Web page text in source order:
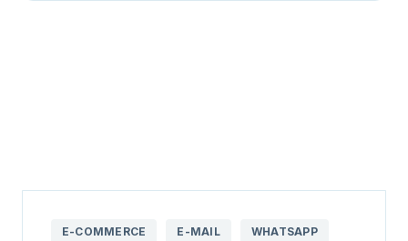
E-COMMERCE E-MAIL WHATSAPP